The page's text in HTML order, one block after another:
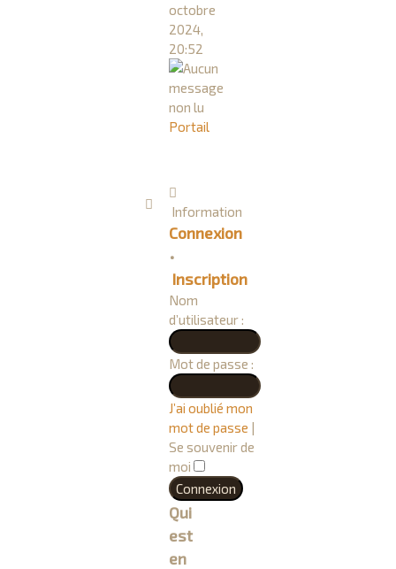
dernier
message
octobre
2024,
20:52
Portail
Information
Connexion
•
Inscription
Nom
d’utilisateur :
Mot de passe :
J’ai oublié mon
mot de passe |
Se souvenir de
moi
Qui
est
en